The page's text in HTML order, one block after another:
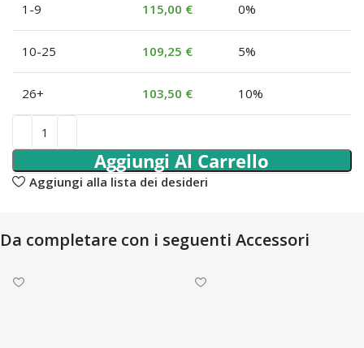
1-9 115,00 € 0%
10-25 109,25 € 5%
26+ 103,50 € 10%
Aggiungi Al Carrello
Aggiungi alla lista dei desideri
Da completare con i seguenti Accessori